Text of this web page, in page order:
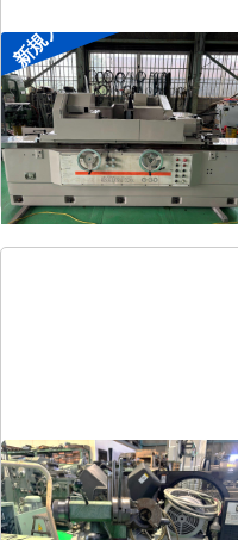
新規入荷
円筒研削盤
メーカー シギヤ精機
形 式GP-30B-100H
年 式1991
ドリル研削盤
メーカー 飯田